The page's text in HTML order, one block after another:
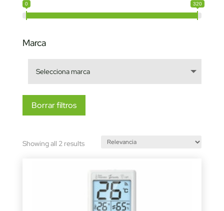
0 320
Marca
Borrar filtros
Showing all 2 resultsSorted
latest